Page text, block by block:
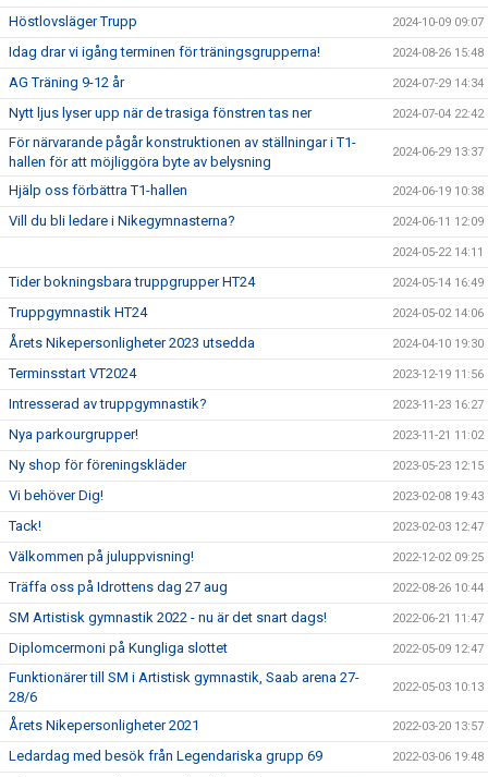
Höstlovsläger Trupp 2024-10-09 09:07
Idag drar vi igång terminen för träningsgrupperna! 2024-08-26 15:48
AG Träning 9-12 år 2024-07-29 14:34
Nytt ljus lyser upp när de trasiga fönstren tas ner 2024-07-04 22:42
För närvarande pågår konstruktionen av ställningar i T1-
hallen för att möjliggöra byte av belysning
2024-06-29 13:37
Hjälp oss förbättra T1-hallen 2024-06-19 10:38
Vill du bli ledare i Nikegymnasterna? 2024-06-11 12:09
2024-05-22 14:11
Tider bokningsbara truppgrupper HT24 2024-05-14 16:49
Truppgymnastik HT24 2024-05-02 14:06
Årets Nikepersonligheter 2023 utsedda 2024-04-10 19:30
Terminsstart VT2024 2023-12-19 11:56
Intresserad av truppgymnastik? 2023-11-23 16:27
Nya parkourgrupper! 2023-11-21 11:02
Ny shop för föreningskläder 2023-05-23 12:15
Vi behöver Dig! 2023-02-08 19:43
Tack! 2023-02-03 12:47
Välkommen på juluppvisning! 2022-12-02 09:25
Träffa oss på Idrottens dag 27 aug 2022-08-26 10:44
SM Artistisk gymnastik 2022 - nu är det snart dags! 2022-06-21 11:47
Diplomcermoni på Kungliga slottet 2022-05-09 12:47
Funktionärer till SM i Artistisk gymnastik, Saab arena 27-
28/6
2022-05-03 10:13
Årets Nikepersonligheter 2021 2022-03-20 13:57
Ledardag med besök från Legendariska grupp 69 2022-03-06 19:48